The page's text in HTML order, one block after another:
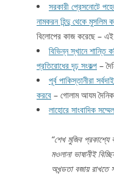
সরকারী প্রেসনোটে
নামকরন হিন্দু থেকে মুসলিম
বিলোপের কাজ করেছে – এই
বিভিন্ন স্খানে শান্তি
প্রতিরোধের দৃঢ় সংকল্প –
পূর্ব পাকিস্তানীরা
করবে – গোলাম আযম
লাহোরে সাংবাদিক
“শেখ মুজিব প্রকাশ্যে
মওলানা ভাষানীই
অখন্ডতা বজায় রাখতে